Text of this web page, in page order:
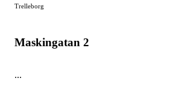
Trelleborg
Maskingatan 2
...